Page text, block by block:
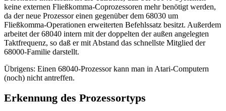
keine externen Fließkomma-Coprozessoren mehr benötigt werden,
da der neue Prozessor einen gegenüber dem 68030 um
Fließkomma-Operationen erweiterten Befehlssatz besitzt. Außerdem
arbeitet der 68040 intern mit der doppelten der außen angelegten
Taktfrequenz, so daß er mit Abstand das schnellste Mitglied der
68000-Familie darstellt.
Übrigens: Einen 68040-Prozessor kann man in Atari-Computern
(noch) nicht antreffen.
Erkennung des Prozessortyps